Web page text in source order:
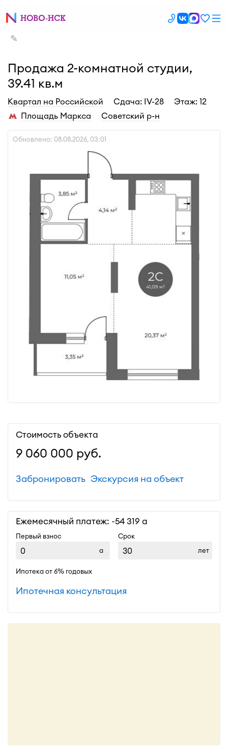
✎
Продажа 2-комнатной студии,
39.41 кв.м
Квартал на Российской Cдача: IV-28
Этаж: 12
Площадь Маркса
Советский р-н
Обновлено: 08.08.2026, 03:01
Стоимость объекта
9 060 000 руб.
Экскурсия на объект
Забронировать
Ежемесячный платеж: ~54 319
Первый взнос
Срок
лет
Ипотека от 6% годовых
Ипотечная консультация